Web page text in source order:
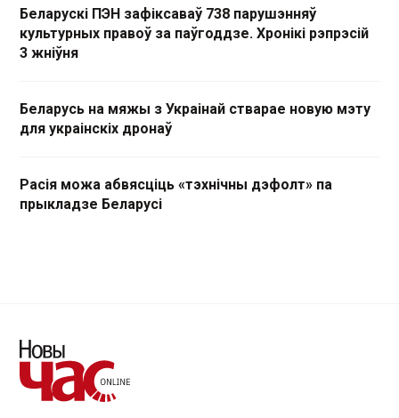
Беларускі ПЭН зафіксаваў 738 парушэнняў
культурных правоў за паўгоддзе. Хронікі рэпрэсій
3 жніўня
Беларусь на мяжы з Украінай стварае новую мэту
для украінскіх дронаў
Расія можа абвясціць «тэхнічны дэфолт» па
прыкладзе Беларусі